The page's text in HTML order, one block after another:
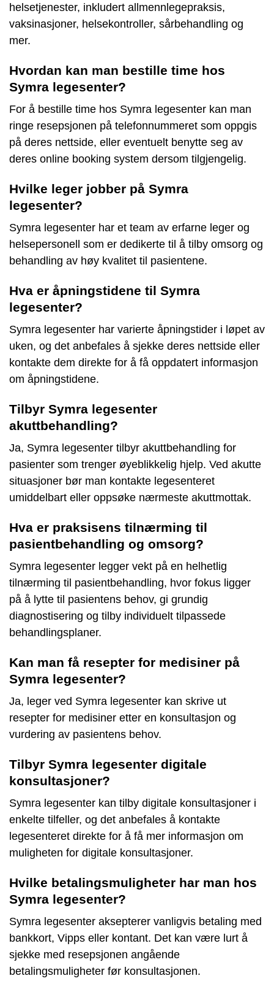
helsetjenester, inkludert allmennlegepraksis,
vaksinasjoner, helsekontroller, sårbehandling og
mer.
Hvordan kan man bestille time hos
Symra legesenter?
For å bestille time hos Symra legesenter kan man
ringe resepsjonen på telefonnummeret som oppgis
på deres nettside, eller eventuelt benytte seg av
deres online booking system dersom tilgjengelig.
Hvilke leger jobber på Symra
legesenter?
Symra legesenter har et team av erfarne leger og
helsepersonell som er dedikerte til å tilby omsorg og
behandling av høy kvalitet til pasientene.
Hva er åpningstidene til Symra
legesenter?
Symra legesenter har varierte åpningstider i løpet av
uken, og det anbefales å sjekke deres nettside eller
kontakte dem direkte for å få oppdatert informasjon
om åpningstidene.
Tilbyr Symra legesenter
akuttbehandling?
Ja, Symra legesenter tilbyr akuttbehandling for
pasienter som trenger øyeblikkelig hjelp. Ved akutte
situasjoner bør man kontakte legesenteret
umiddelbart eller oppsøke nærmeste akuttmottak.
Hva er praksisens tilnærming til
pasientbehandling og omsorg?
Symra legesenter legger vekt på en helhetlig
tilnærming til pasientbehandling, hvor fokus ligger
på å lytte til pasientens behov, gi grundig
diagnostisering og tilby individuelt tilpassede
behandlingsplaner.
Kan man få resepter for medisiner på
Symra legesenter?
Ja, leger ved Symra legesenter kan skrive ut
resepter for medisiner etter en konsultasjon og
vurdering av pasientens behov.
Tilbyr Symra legesenter digitale
konsultasjoner?
Symra legesenter kan tilby digitale konsultasjoner i
enkelte tilfeller, og det anbefales å kontakte
legesenteret direkte for å få mer informasjon om
muligheten for digitale konsultasjoner.
Hvilke betalingsmuligheter har man hos
Symra legesenter?
Symra legesenter aksepterer vanligvis betaling med
bankkort, Vipps eller kontant. Det kan være lurt å
sjekke med resepsjonen angående
betalingsmuligheter før konsultasjonen.